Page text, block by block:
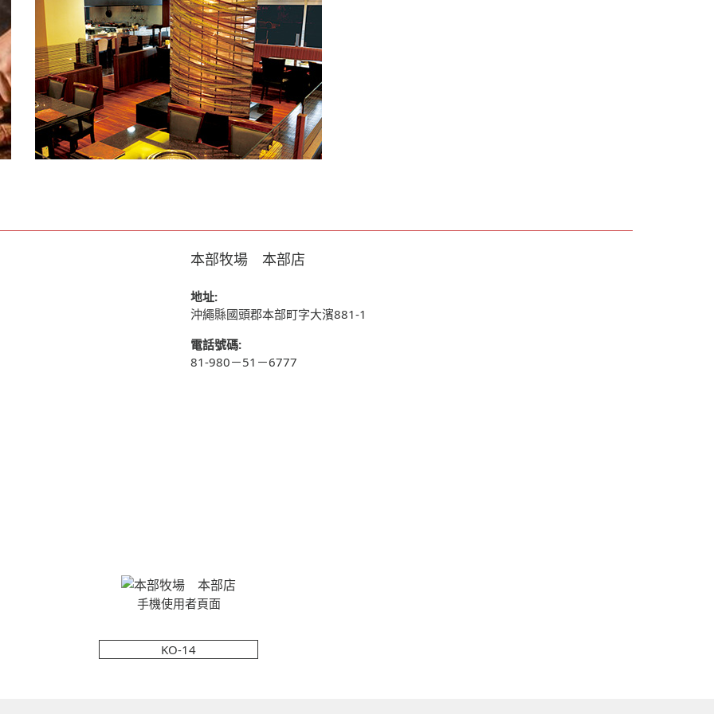
本部牧場 本部店
地址:
沖繩縣國頭郡本部町字大濱881-1
電話號碼:
81-980－51－6777
手機使用者頁面
KO-14